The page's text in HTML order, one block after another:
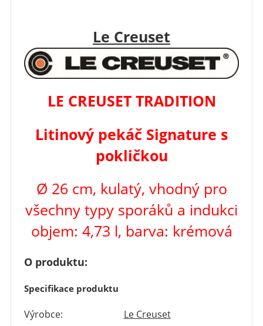
Le Creuset
LE CREUSET TRADITION
Litinový pekáč Signature s
pokličkou
Ø 26 cm, kulatý, vhodný pro
všechny typy sporáků a indukci
objem: 4,73 l, barva: krémová
O produktu:
Specifikace produktu
Výrobce: Le Creuset